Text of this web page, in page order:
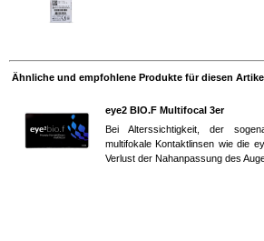
Ähnliche und empfohlene Produkte für diesen
eye2 BIO.F Multifocal 3er
Bei Alterssichtigkeit, der
multifokale Kontaktlinsen wie die
Verlust der Nahanpassung des